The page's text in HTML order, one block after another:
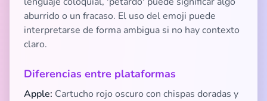
aburrido o un fracaso. El uso del emoji puede
interpretarse de forma ambigua si no hay contexto
claro.
Diferencias entre plataformas
Apple: Cartucho rojo oscuro con chispas doradas y